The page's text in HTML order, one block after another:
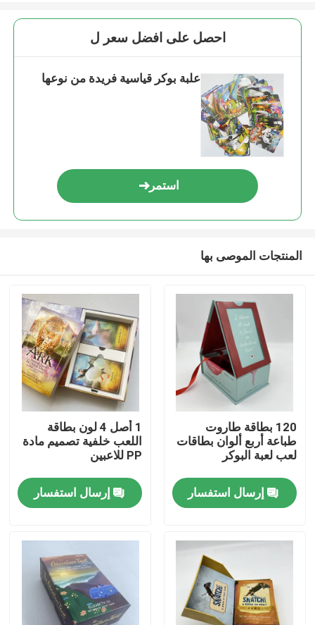
منتجات
احصل على افضل سعر ل
علبة بوكر قياسية فريدة من نوعها
استمر
المنتجات الموصى بها
120 بطاقة طاروت
طباعة أربع ألوان بطاقات
لعب لعبة البوكر
إرسال استفسار
1 أصل 4 لون بطاقة
اللعب خلفية تصميم مادة
PP للاعبين
إرسال استفسار